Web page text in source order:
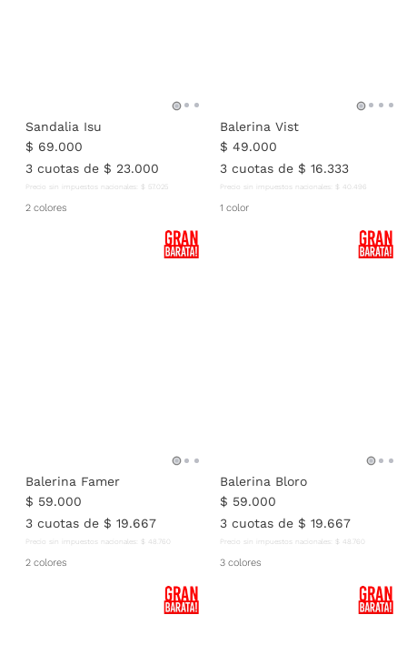
Sandalia Isu
$ 69.000
3cuotas de $ 23.000
Precio sin impuestos nacionales: $ 57 .025
2 colores
Balerina Vist
$ 49.000
3cuotas de $ 16.333
Precio sin impuestos nacionales: $ 40 496
1 color
Balerina Famer
$ 59.000
3cuotas de $ 19.667
Precio sin impuestos nacionales: $ 48 760
2 colores
Balerina Bloro
$ 59.000
3cuotas de $ 19.667
Precio sin impuestos nacionales: $ 48 760
3 colores